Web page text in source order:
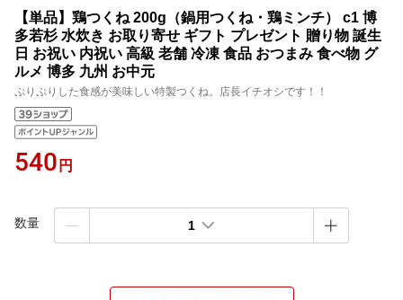
【単品】鶏つくね 200g（鍋用つくね・鶏ミンチ） c1 博
多若杉 水炊き お取り寄せ ギフト プレゼント 贈り物 誕生
日 お祝い 内祝い 高級 老舗 冷凍 食品 おつまみ 食べ物 グ
ルメ 博多 九州 お中元
ぷりぷりした食感が美味しい特製つくね。店長イチオシです！！
540 円
数量 1